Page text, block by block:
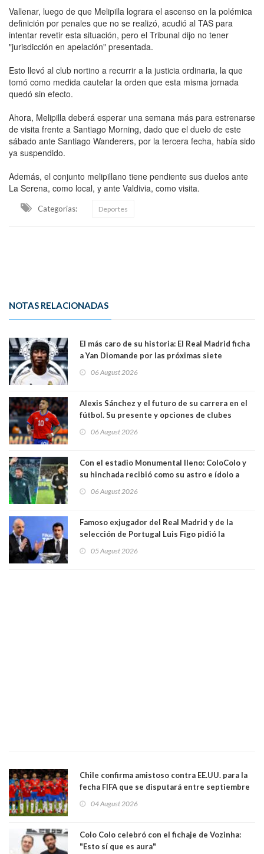
Vallenar, luego de que Melipilla lograra el ascenso en la polémica
definición por penales que no se realizó, acudió al TAS para
intentar revetir esta situación, pero el Tribunal dijo no tener
"jurisdicción en apelación" presentada.
Esto llevó al club nortino a recurrir a la justicia ordinaria, la que
tomó como medida cautelar la orden que esta misma jornada
quedó sin efecto.
Ahora, Melipilla deberá esperar una semana más para estrenarse
de visita frente a Santiago Morning, dado que el duelo de este
sábado ante Santiago Wanderers, por la tercera fecha, había sido
ya suspendido.
Además, el conjunto melipillano tiene pendiente sus duelos ante
La Serena, como local, y ante Valdivia, como visita.
Categorias: Deportes
NOTAS RELACIONADAS
El más caro de su historia: El Real Madrid ficha
a Yan Diomande por las próximas siete
06 August 2026
Alexis Sánchez y el futuro de su carrera en el
fútbol. Su presente y opciones de clubes
06 August 2026
Con el estadio Monumental lleno: ColoColo y
su hinchada recibió como su astro e ídolo a
06 August 2026
Famoso exjugador del Real Madrid y de la
selección de Portugal Luis Figo pidió la
comportamiento más bajo y cobarde que he
05 August 2026
Chile confirma amistoso contra EE.UU. para la
fecha FIFA que se disputará entre septiembre
04 August 2026
Colo Colo celebró con el fichaje de Vozinha:
"Esto sí que es aura"